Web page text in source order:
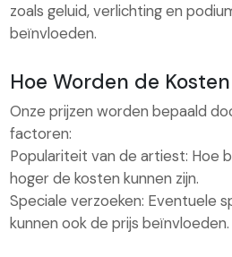
zoals geluid, verlichting en
beïnvloeden.
Hoe Worden de
Onze prijzen worden bepaald
factoren:
Populariteit van de artiest: Hoe
hoger de kosten kunnen zijn.
Speciale verzoeken: Eventuele
kunnen ook de prijs beïnvloeden.